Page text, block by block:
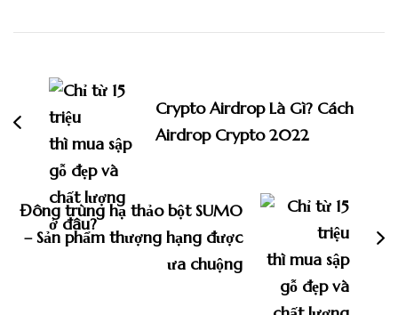
hướng
viết
Crypto Airdrop Là Gì? Cách
Airdrop Crypto 2022
Đông trùng hạ thảo bột SUMO
– Sản phẩm thượng hạng được
ưa chuộng